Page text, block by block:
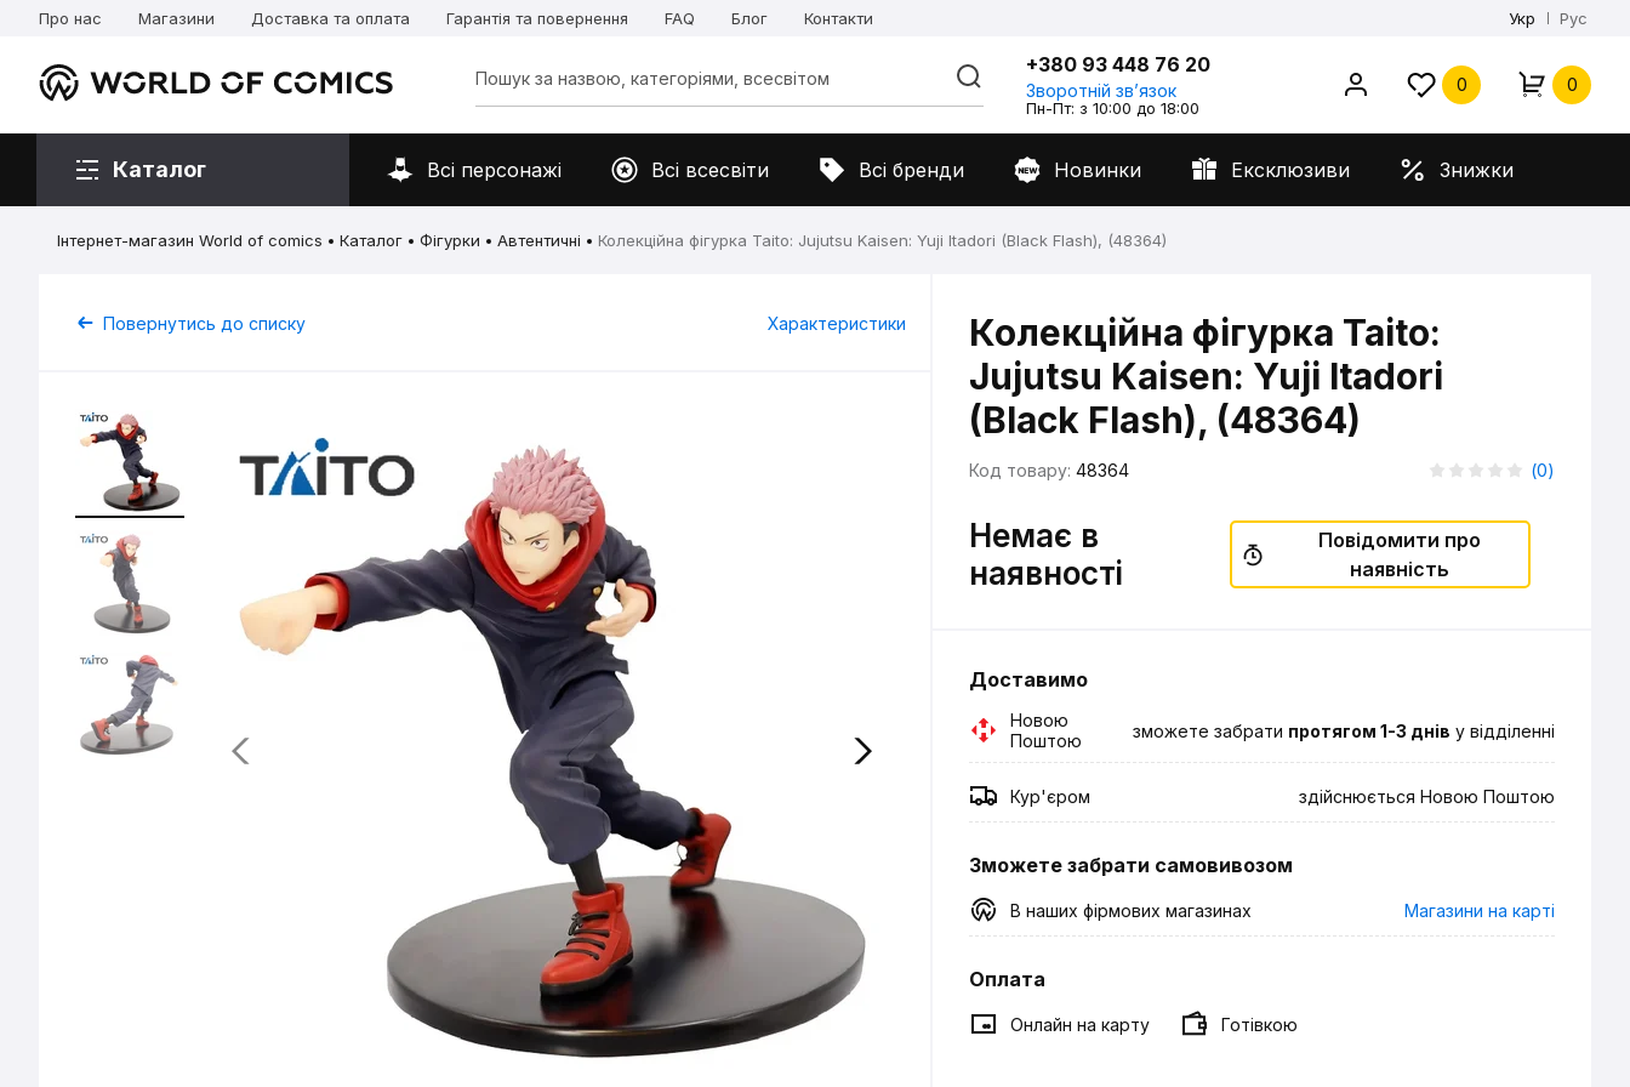
Про нас Магазини Доставка та оплата Гарантія та повернення FAQ Блог Контакти Укр Рус
+380 93 448 76 20
Зворотній звʼязок
Пн-Пт: з 10:00 до 18:00
0 0
Каталог Всі персонажі Всі всесвіти Всі бренди Новинки Ексклюзиви Знижки
Інтернет-магазин World of comics Каталог Фігурки Автентичні Колекційна фігурка Taito: Jujutsu Kaisen: Yuji Itadori (Black Flash), (48364)
Повернутись до списку Характеристики
Колекційна фігурка Taito:
Jujutsu Kaisen: Yuji Itadori
(Black Flash), (48364)
Код товару: 48364 (0)
Немає в
наявності
Повідомити про
наявність
Доставимо
Новою
Поштою
зможете забрати протягом 1-3 днів у відділенні
Кур'єром здійснюється Новою Поштою
Зможете забрати самовивозом
В наших фірмових магазинах Магазини на карті
Оплата
Онлайн на карту Готівкою